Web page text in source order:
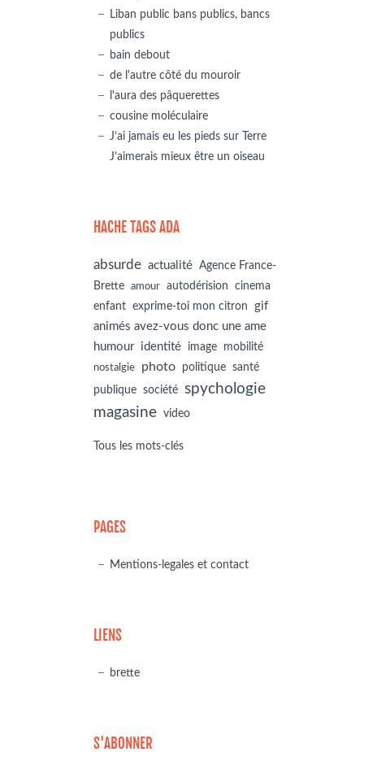
Liban public bans publics, bancs
publics
bain debout
de l'autre côté du mouroir
l'aura des pâquerettes
cousine moléculaire
J’ai jamais eu les pieds sur Terre
J’aimerais mieux être un oiseau
HACHE TAGS ADA
absurde actualité Agence France-
Brette
amour autodérision
cinema
enfant exprime-toi mon citron
gif
animés avez-vous donc une ame
humour identité image mobilité
nostalgie photo politique santé
publique société spychologie
magasine video
Tous les mots-clés
PAGES
Mentions-legales et contact
LIENS
brette
S'ABONNER